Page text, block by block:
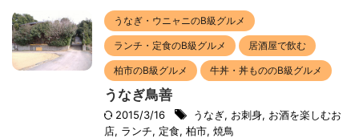
うなぎ・ウニャニのB級グルメ
ランチ・定食のB級グルメ 居酒屋で飲む
柏市のB級グルメ 牛丼・丼もののB級グルメ
うなぎ鳥善
2015/3/16 うなぎ, お刺身, お酒を楽しむお
店, ランチ, 定食, 柏市, 焼鳥